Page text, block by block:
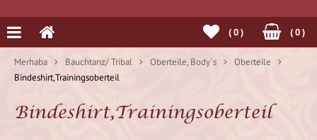
(0)
(0)
Merhaba Bauchtanz/ Tribal Oberteile, Body`s
Oberteile
Bindeshirt,Trainingsoberteil
Bindeshirt,Trainingsoberteil